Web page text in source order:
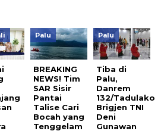
Palu
BREAKING
NEWS! Tim
SAR Sisir
Pantai
Talise Cari
Bocah yang
Tenggelam
Palu
Tiba di
Palu,
Danrem
132/Tadulako
Brigjen TNI
Deni
Gunawan